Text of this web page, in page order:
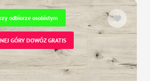
odbiorze osobistym
GÓRY DOWÓZ GRATIS